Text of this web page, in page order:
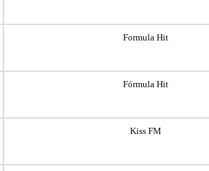
Formula Hit
Fórmula Hit
Kiss FM